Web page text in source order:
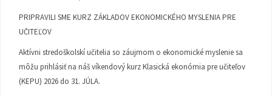
PRIPRAVILI SME KURZ ZÁKLADOV EKONOMICKÉHO MYSLENIA PRE
UČITEĽOV
Aktívni stredoškolskí učitelia so záujmom o ekonomické myslenie sa
môžu prihlásiť na náš víkendový kurz Klasická ekonómia pre učiteľov
(KEPU) 2026 do 31. JÚLA.